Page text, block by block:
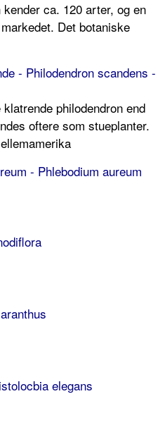
ca. 120 arter, og en
Det botaniske
- Philodendron scandens -
philodendron end
oftere som stueplanter.
- Phlebodium aureum
elegans